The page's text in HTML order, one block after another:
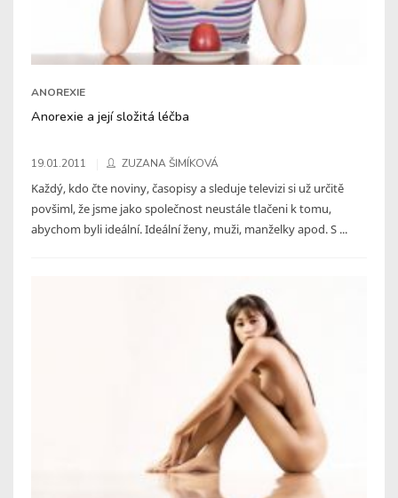
ANOREXIE
Anorexie a její složitá léčba
19.01.2011 ZUZANA ŠIMÍKOVÁ
Každý, kdo čte noviny, časopisy a sleduje televizi si už určitě
povšiml, že jsme jako společnost neustále tlačeni k tomu,
abychom byli ideální. Ideální ženy, muži, manželky apod. S ...